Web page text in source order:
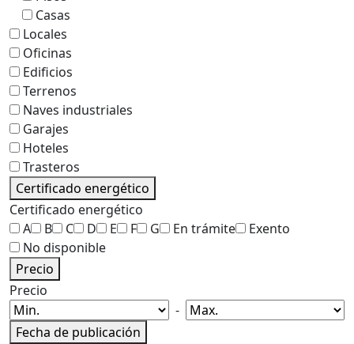
Casas
Locales
Oficinas
Edificios
Terrenos
Naves industriales
Garajes
Hoteles
Trasteros
Certificado energético
Certificado energético
A
B C D E F G En trámite
Exento
No disponible
Precio
Precio
-
Fecha de publicación